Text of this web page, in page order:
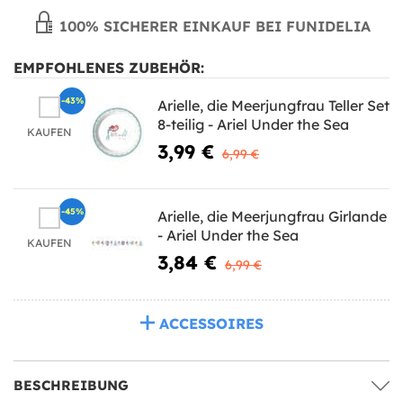
100% SICHERER EINKAUF BEI FUNIDELIA
EMPFOHLENES ZUBEHÖR:
KAUFEN
Arielle, die Meerjungfrau Teller Set
8-teilig - Ariel Under the Sea
3,99 € 6,99 €
-43%
KAUFEN
Arielle, die Meerjungfrau Girlande
- Ariel Under the Sea
3,84 € 6,99 €
-45%
ACCESSOIRES
BESCHREIBUNG